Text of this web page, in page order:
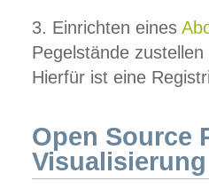
3. Einrichten eines
Pegelstände
Hierfür ist eine
Open Source
Visualisierung